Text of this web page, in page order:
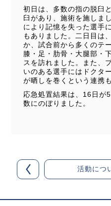
初日は、多数の指の脱臼
臼があり、施術を施しま
により記憶を失った選手
もありました。二日目は
か、試合前から多くのテ
膝・足・肋骨・大腿部・
スを訪れました。また、
いのある選手にはドクタ
が晒しを巻くという連携
応急処置結果は、16日が
数にのぼりました。
活動につ